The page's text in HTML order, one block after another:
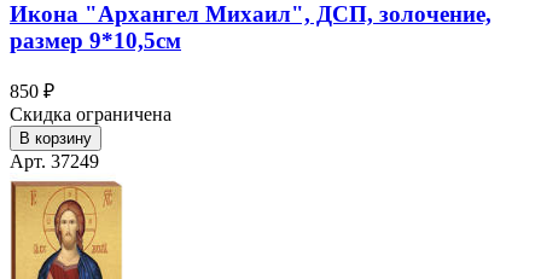
Икона "Архангел Михаил", ДСП, золочение,
размер 9*10,5см
850 ₽
Скидка ограничена
В корзину
Арт. 37249